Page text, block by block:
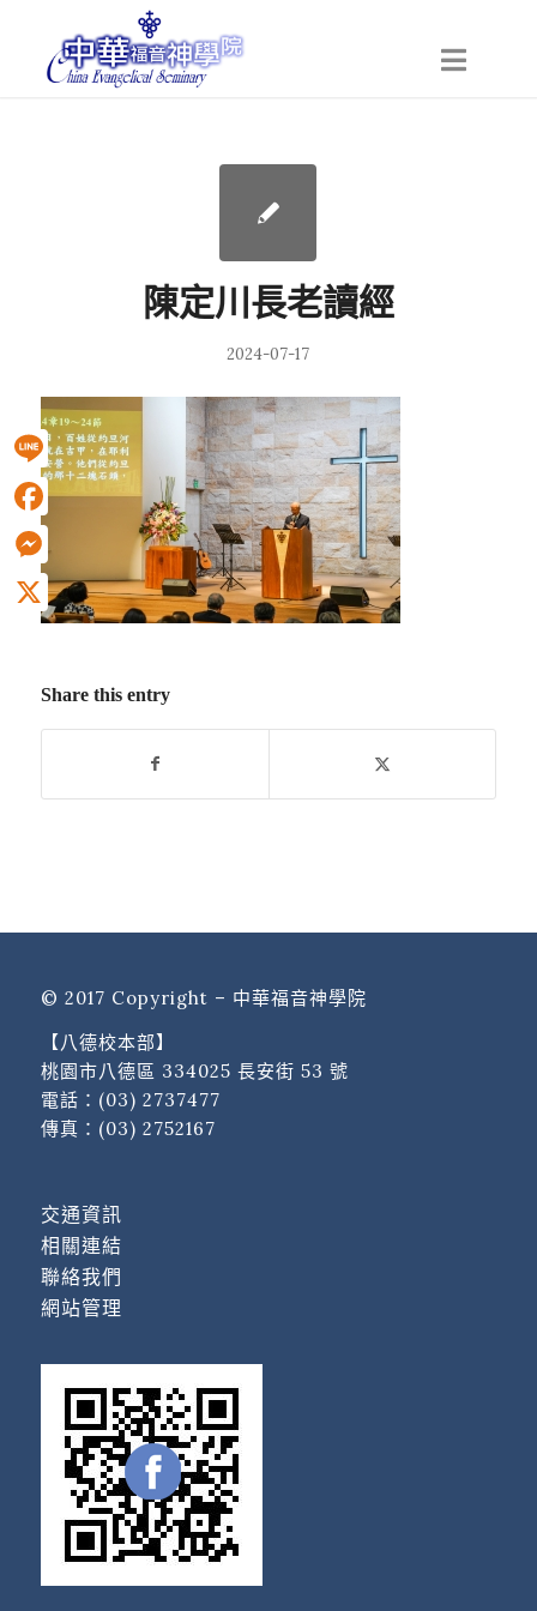
陳定川長老讀經
2024-07-17
Share this entry
© 2017 Copyright – 中華福音神學院
【八德校本部】
桃園市八德區 334025 長安街 53 號
電話： (03) 2737477
傳真：(03) 2752167
交通資訊
相關連結
聯絡我們
網站管理
Line
Facebook
Messenger